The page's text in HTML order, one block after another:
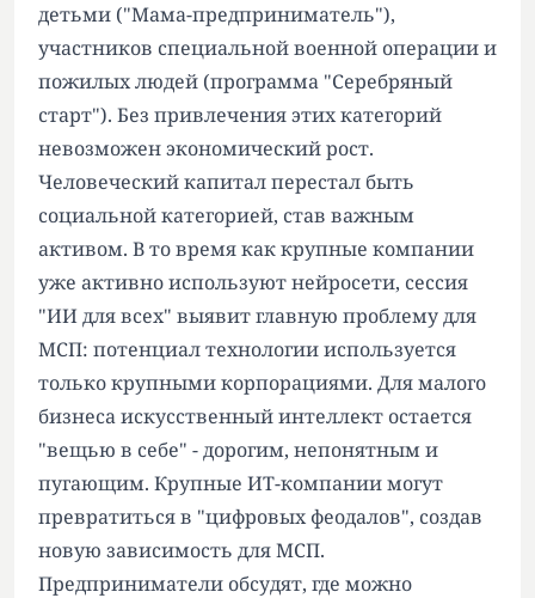
детьми ("Мама-предприниматель"),
участников специальной военной операции и
пожилых людей (программа "Серебряный
старт"). Без привлечения этих категорий
невозможен экономический рост.
Человеческий капитал перестал быть
социальной категорией, став важным
активом. В то время как крупные компании
уже активно используют нейросети, сессия
"ИИ для всех" выявит главную проблему для
МСП: потенциал технологии используется
только крупными корпорациями. Для малого
бизнеса искусственный интеллект остается
"вещью в себе" - дорогим, непонятным и
пугающим. Крупные ИТ-компании могут
превратиться в "цифровых феодалов", создав
новую зависимость для МСП.
Предприниматели обсудят, где можно